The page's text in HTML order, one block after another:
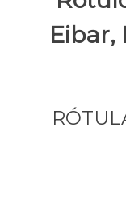
Eibar,